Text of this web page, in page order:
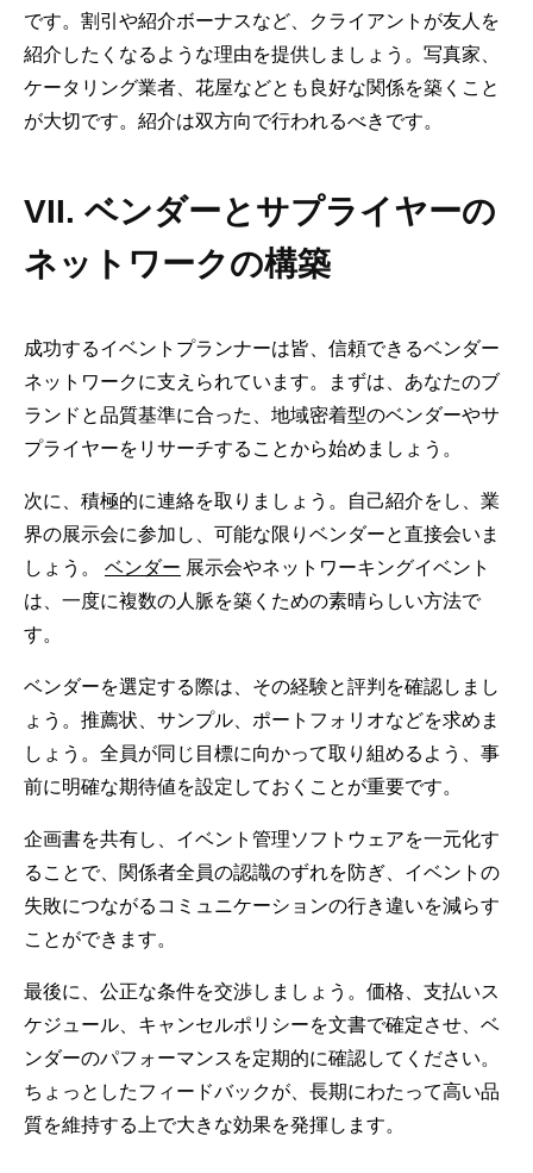
です。割引や紹介ボーナスなど、クライアントが友人を
紹介したくなるような理由を提供しましょう。写真家、
ケータリング業者、花屋などとも良好な関係を築くこと
が大切です。紹介は双方向で行われるべきです。
VII. ベンダーとサプライヤーの
ネットワークの構築
成功するイベントプランナーは皆、信頼できるベンダー
ネットワークに支えられています。まずは、あなたのブ
ランドと品質基準に合った、地域密着型のベンダーやサ
プライヤーをリサーチすることから始めましょう。
次に、積極的に連絡を取りましょう。自己紹介をし、業
界の展示会に参加し、可能な限りベンダーと直接会いま
しょう。 ベンダー 展示会やネットワーキングイベント
は、一度に複数の人脈を築くための素晴らしい方法で
す。
ベンダーを選定する際は、その経験と評判を確認しまし
ょう。推薦状、サンプル、ポートフォリオなどを求めま
しょう。全員が同じ目標に向かって取り組めるよう、事
前に明確な期待値を設定しておくことが重要です。
企画書を共有し、イベント管理ソフトウェアを一元化す
ることで、関係者全員の認識のずれを防ぎ、イベントの
失敗につながるコミュニケーションの行き違いを減らす
ことができます。
最後に、公正な条件を交渉しましょう。価格、支払いス
ケジュール、キャンセルポリシーを文書で確定させ、ベ
ンダーのパフォーマンスを定期的に確認してください。
ちょっとしたフィードバックが、長期にわたって高い品
質を維持する上で大きな効果を発揮します。